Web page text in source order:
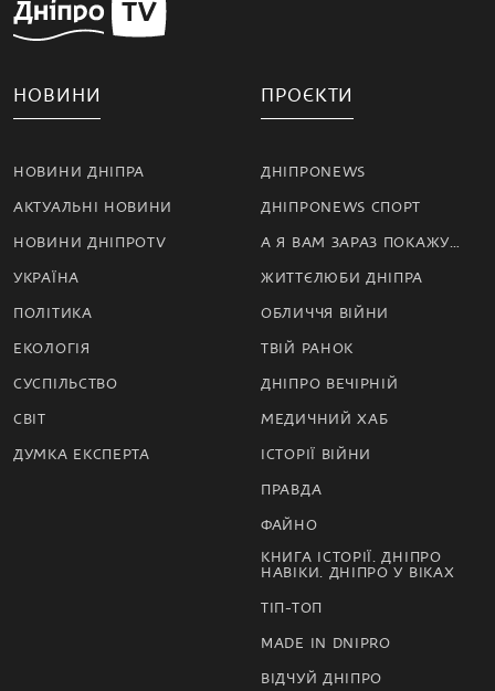
НОВИНИ
НОВИНИ ДНІПРА
АКТУАЛЬНІ НОВИНИ
НОВИНИ ДНІПРОTV
УКРАЇНА
ПОЛІТИКА
ЕКОЛОГІЯ
СУСПІЛЬСТВО
СВІТ
ДУМКА ЕКСПЕРТА
ПРОЄКТИ
ДНІПРОNEWS
ДНІПРОNEWS СПОРТ
А Я ВАМ ЗАРАЗ ПОКАЖУ…
ЖИТТЄЛЮБИ ДНІПРА
ОБЛИЧЧЯ ВІЙНИ
ТВІЙ РАНОК
ДНІПРО ВЕЧІРНІЙ
МЕДИЧНИЙ ХАБ
ІСТОРІЇ ВІЙНИ
ПРАВДА
ФАЙНО
КНИГА ІСТОРІЇ. ДНІПРО
НАВІКИ. ДНІПРО У ВІКАХ
ТІП-ТОП
MADE IN DNIPRO
ВІДЧУЙ ДНІПРО